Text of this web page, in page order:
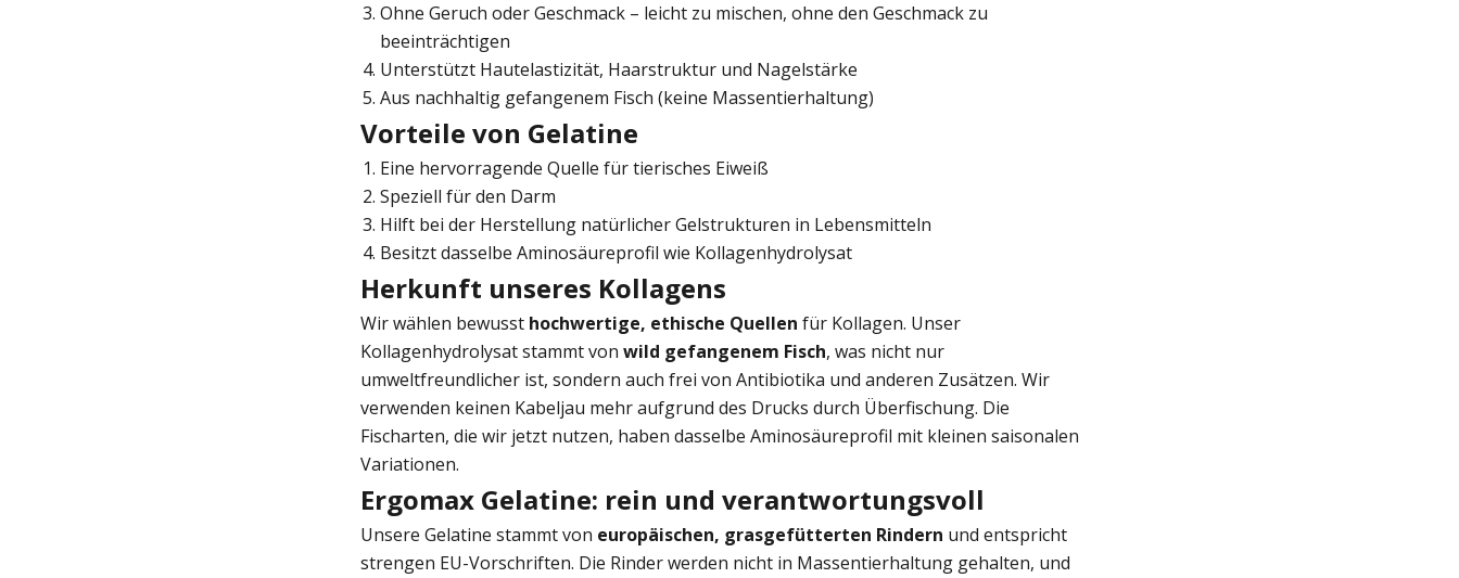
Ohne Geruch oder Geschmack – leicht zu mischen, ohne den Geschmack zu
beeinträchtigen
Unterstützt Hautelastizität, Haarstruktur und Nagelstärke
Aus nachhaltig gefangenem Fisch (keine Massentierhaltung)
Vorteile von Gelatine
Eine hervorragende Quelle für tierisches Eiweiß
Speziell für den Darm
Hilft bei der Herstellung natürlicher Gelstrukturen in Lebensmitteln
Besitzt dasselbe Aminosäureprofil wie Kollagenhydrolysat
Herkunft unseres Kollagens
Wir wählen bewusst hochwertige, ethische Quellen für Kollagen. Unser
Kollagenhydrolysat stammt von wild gefangenem Fisch, was nicht nur
umweltfreundlicher ist, sondern auch frei von Antibiotika und anderen Zusätzen. Wir
verwenden keinen Kabeljau mehr aufgrund des Drucks durch Überfischung. Die
Fischarten, die wir jetzt nutzen, haben dasselbe Aminosäureprofil mit kleinen saisonalen
Variationen.
Ergomax Gelatine: rein und verantwortungsvoll
Unsere Gelatine stammt von europäischen, grasgefütterten Rindern und entspricht
strengen EU-Vorschriften. Die Rinder werden nicht in Massentierhaltung gehalten, und